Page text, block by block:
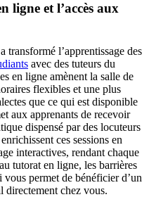
ligne et l’accès aux
transformé l’apprentissage des
avec des tuteurs du
en ligne amènent la salle de
flexibles et une plus
que ce qui est disponible
aux apprenants de recevoir
dispensé par des locuteurs
enrichissent ces sessions en
interactives, rendant chaque
tutorat en ligne, les barrières
permet de bénéficier d’un
directement chez vous.